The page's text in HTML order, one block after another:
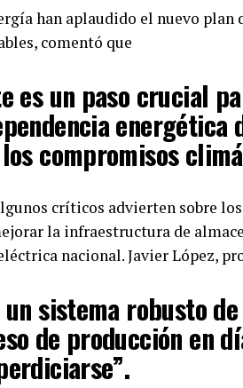
han aplaudido el nuevo
comentó que
es un paso crucial
energética
compromisos
críticos advierten sobre
la infraestructura de
nacional. Javier López,
un sistema robusto
de producción en